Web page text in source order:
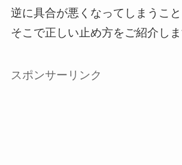
逆に具合が悪くなってしまうこと
そこで正しい止め方をご紹介しま
スポンサーリンク